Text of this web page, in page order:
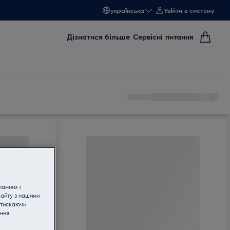
українська Увійти в систему
Дізнатися більше Сервісні питання
і
з нашими